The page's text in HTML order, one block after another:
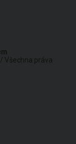
Všechna práva